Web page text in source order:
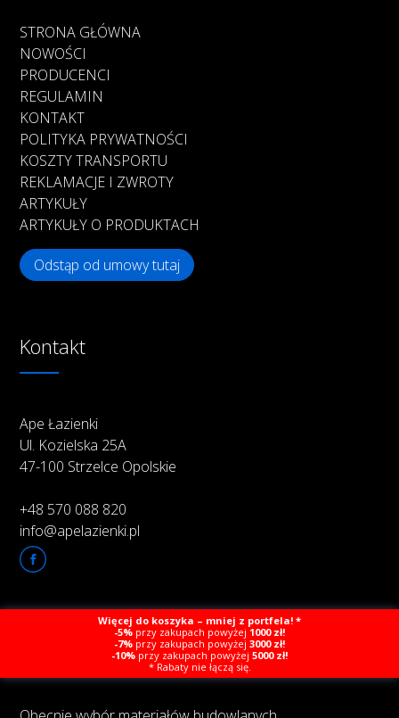
STRONA GŁÓWNA
NOWOŚCI
PRODUCENCI
REGULAMIN
KONTAKT
POLITYKA PRYWATNOŚCI
KOSZTY TRANSPORTU
REKLAMACJE I ZWROTY
ARTYKUŁY
ARTYKUŁY O PRODUKTACH
Odstąp od umowy tutaj
Kontakt
Ape Łazienki
Ul. Kozielska 25A
47-100 Strzelce Opolskie
+48 570 088 820
info@apelazienki.pl
Więcej do koszyka – mniej z portfela! *
-5% przy zakupach powyżej 1000 zł!
-7% przy zakupach powyżej 3000 zł!
-10% przy zakupach powyżej 5000 zł!
* Rabaty nie łączą się.